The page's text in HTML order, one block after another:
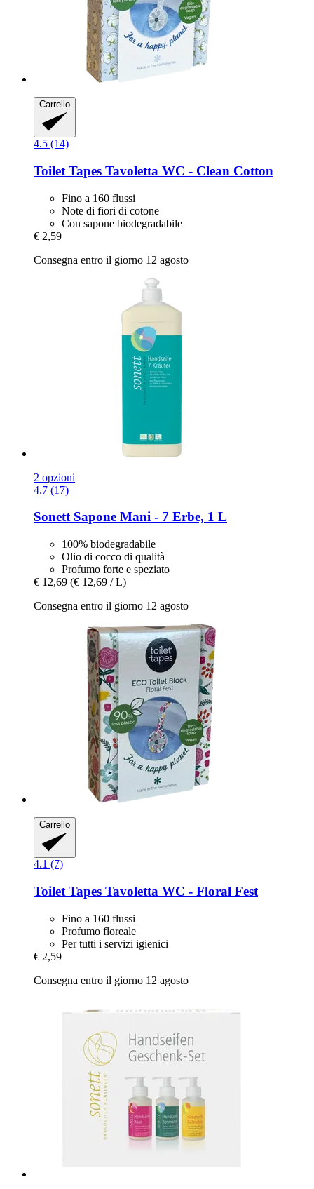
Carrello
4.5 (14)
Toilet Tapes Tavoletta WC -​ Clean Cotton
Fino a 160 flussi
Note di fiori di cotone
Con sapone biodegradabile
€ 2,59
Consegna entro il giorno 12 agosto
2 opzioni
4.7 (17)
SonettSapone Mani -​ 7 Erbe, 1 L
100% biodegradabile
Olio di cocco di qualità
Profumo forte e speziato
€ 12,69 (€ 12,69 / L)
Consegna entro il giorno 12 agosto
Carrello
4.1 (7)
Toilet Tapes Tavoletta WC -​ Floral Fest
Fino a 160 flussi
Profumo floreale
Per tutti i servizi igienici
€ 2,59
Consegna entro il giorno 12 agosto